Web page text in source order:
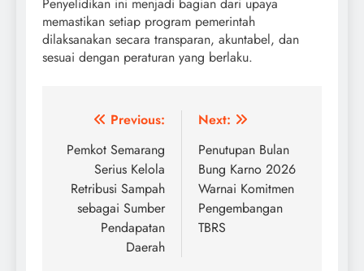
memastikan setiap program pemerintah
dilaksanakan secara transparan, akuntabel, dan
sesuai dengan peraturan yang berlaku.
Post
navigation
Previous:
Pemkot Semarang
Serius Kelola
Retribusi Sampah
sebagai Sumber
Pendapatan
Daerah
Next:
Penutupan Bulan
Bung Karno 2026
Warnai Komitmen
Pengembangan
TBRS